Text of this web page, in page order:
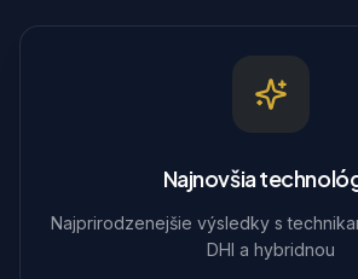
Najnovšia
Najprirodzenejšie výsledky s
DHI a hybridnou